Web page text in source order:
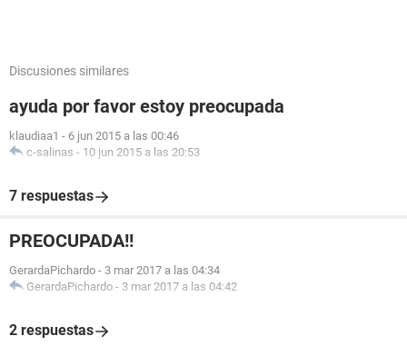
Discusiones similares
ayuda por favor estoy preocupada
klaudiaa1 - 6 jun 2015 a las 00:46
c-salinas - 10 jun 2015 a las 20:53
7 respuestas
PREOCUPADA!!
GerardaPichardo - 3 mar 2017 a las 04:34
GerardaPichardo - 3 mar 2017 a las 04:42
2 respuestas